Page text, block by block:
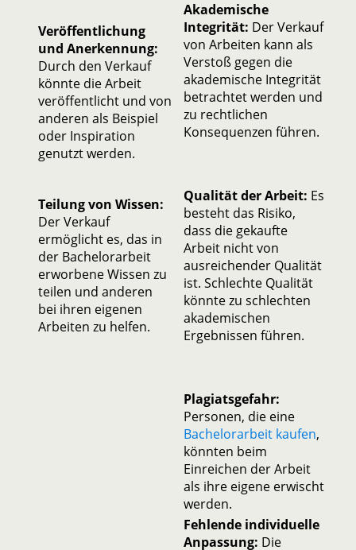
Veröffentlichung
und Anerkennung:
Durch den Verkauf
könnte die Arbeit
veröffentlicht und von
anderen als Beispiel
oder Inspiration
genutzt werden.
Akademische
Integrität: Der Verkauf
von Arbeiten kann als
Verstoß gegen die
akademische Integrität
betrachtet werden und
zu rechtlichen
Konsequenzen führen.
Teilung von Wissen:
Der Verkauf
ermöglicht es, das in
der Bachelorarbeit
erworbene Wissen zu
teilen und anderen
bei ihren eigenen
Arbeiten zu helfen.
Qualität der Arbeit: Es
besteht das Risiko,
dass die gekaufte
Arbeit nicht von
ausreichender Qualität
ist. Schlechte Qualität
könnte zu schlechten
akademischen
Ergebnissen führen.
Plagiatsgefahr:
Personen, die eine
Bachelorarbeit kaufen,
könnten beim
Einreichen der Arbeit
als ihre eigene erwischt
werden.
Fehlende individuelle
Anpassung: Die